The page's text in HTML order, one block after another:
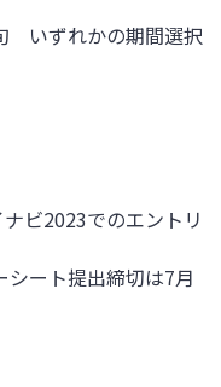
いずれかの期間選択
ビ2023でのエントリ
ート提出締切は7月